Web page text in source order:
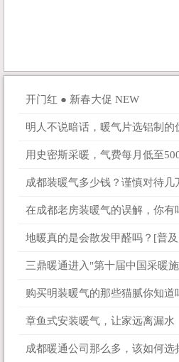
开门红 ● 新春大促 NEW
明人不说暗话，暖气片选铝制的
用史密斯采暖，气费每月低至
成都装暖气多少钱？谨慎对待几
在成都老房装暖气的误解，你有
地暖真的是会散发甲醛吗？[普
三鼎暖通进入"第十届中国采暖
购买明装暖气的那些猫腻你知道
章鱼式安装暖气，让家远离漏水
成都暖通公司那么多，该如何选